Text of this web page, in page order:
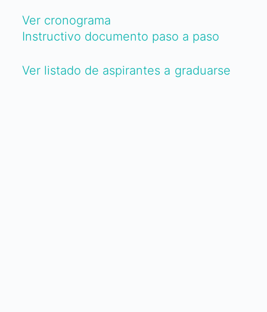
Ver cronograma
Instructivo documento paso a paso
Ver listado de aspirantes a graduarse